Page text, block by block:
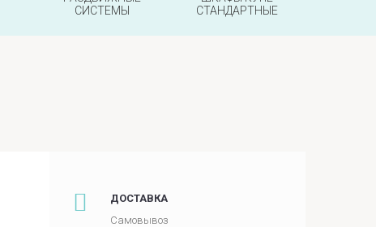
СИСТЕМЫ
СТАНДАРТНЫЕ
ДОСТАВКА
Самовывоз